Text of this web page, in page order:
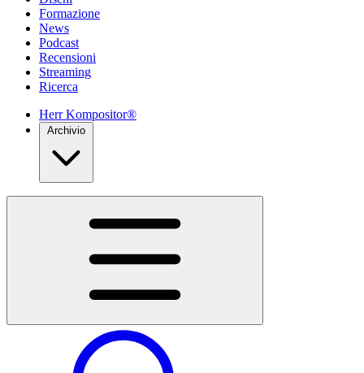
Formazione
News
Podcast
Recensioni
Streaming
Ricerca
Herr Kompositor®
Archivio